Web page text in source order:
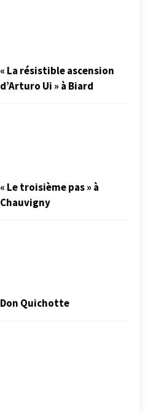
« La résistible ascension
d’Arturo Ui » à Biard
« Le troisième pas » à
Chauvigny
Don Quichotte